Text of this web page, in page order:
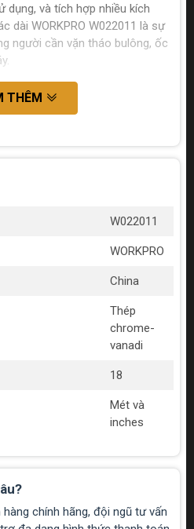
dụng, và tích hợp nhiều kích
dài WORKPRO W022011 là sự
người cần vặn tháo bulông, ốc
THÊM
W022011
WORKPRO
China
Thép
chrome-
vanadi
18
Mét và
inches
chính hãng, đội ngũ tư vấn